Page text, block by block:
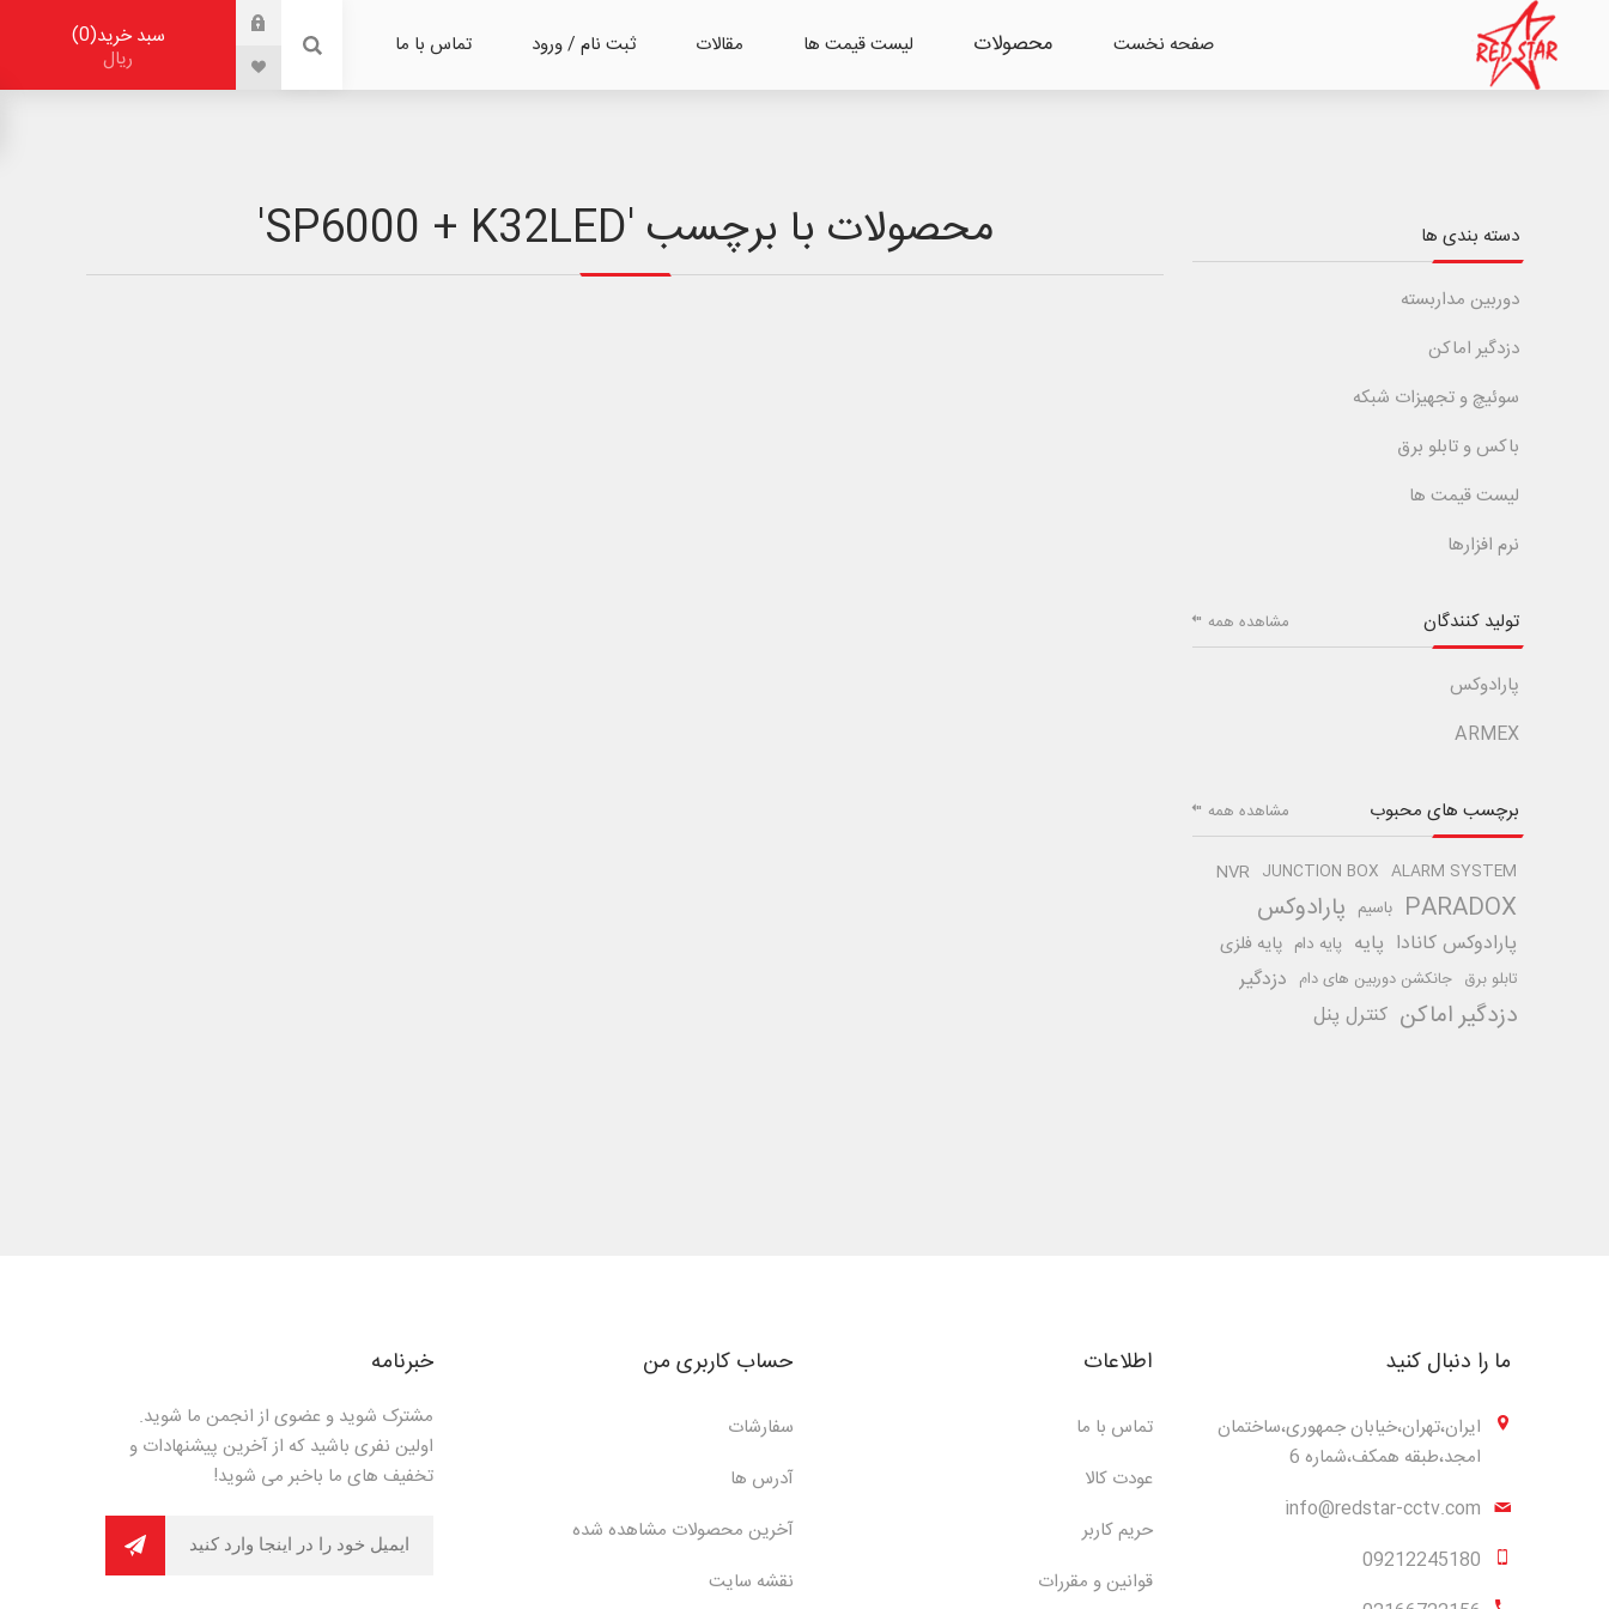
صفحه نخست محصولات لیست قیمت ها مقالات ثبت نام / ورود تماس با ما سبد خرید 0
ریال
محصولات با برچسب 'SP6000 + K32LED' دسته بندی ها
دوربین مداربسته
دزدگیر اماکن
سوئیچ و تجهیزات شبکه
باکس و تابلو برق
لیست قیمت ها
نرم افزارها
تولید کنندگان
پارادوکس
ARMEX
مشاهده همه
برچسب های محبوب
ALARM SYSTEM
JUNCTION BOX
NVR
PARADOX باسیم پارادوکس
پارادوکس کانادا پایه پایه دام پایه فلزی
تابلو برق جانکشن دوربین های دام دزدگیر
دزدگیر اماکن کنترل پنل
مشاهده همه
ما را دنبال کنید
ایران،تهران،خیابان جمهوری،ساختمان
امجد،طبقه همکف،شماره 6
info@redstar-cctv.com
09212245180
اطلاعات
تماس با ما
عودت کالا
حریم کاربر
قوانین و مقررات
حساب کاربری من
سفارشات
آدرس ها
آخرین محصولات مشاهده شده
نقشه سایت
خبرنامه
مشترک شوید و عضوی از انجمن ما شوید.
اولین نفری باشید که از آخرین پیشنهادات و
تخفیف های ما باخبر می شوید!